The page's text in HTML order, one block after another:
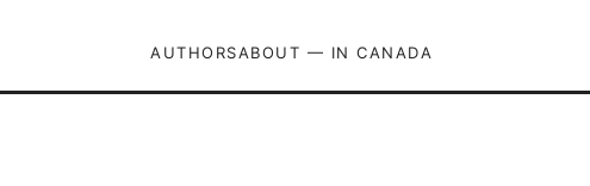
AUTHORSABOUT — IN CANADA